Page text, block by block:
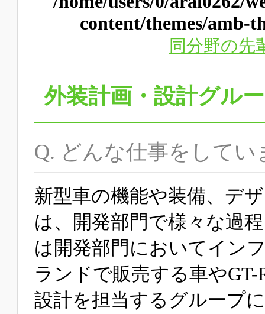
content/themes/amb-
同分野の先
外装計画・設計グル
Q. どんな仕事をしてい
新型車の機能や装備、デ
は、開発部門で様々な過
は開発部門においてイン
ランドで販売する車や
設計を担当するグループ